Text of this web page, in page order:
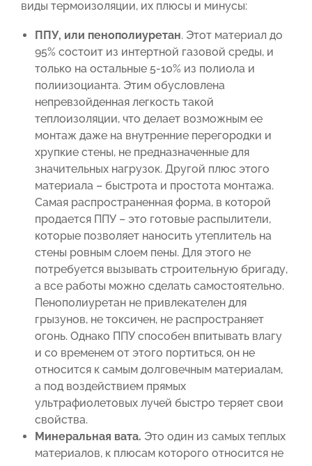
виды термоизоляции, их плюсы и минусы:
ППУ, или пенополиуретан. Этот материал до
95% состоит из интертной газовой среды, и
только на остальные 5-10% из полиола и
полиизоцианта. Этим обусловлена
непревзойденная легкость такой
теплоизоляции, что делает возможным ее
монтаж даже на внутренние перегородки и
хрупкие стены, не предназначенные для
значительных нагрузок. Другой плюс этого
материала – быстрота и простота монтажа.
Самая распространенная форма, в которой
продается ППУ – это готовые распылители,
которые позволяет наносить утеплитель на
стены ровным слоем пены. Для этого не
потребуется вызывать строительную бригаду,
а все работы можно сделать самостоятельно.
Пенополиуретан не привлекателен для
грызунов, не токсичен, не распространяет
огонь. Однако ППУ способен впитывать влагу
и со временем от этого портиться, он не
относится к самым долговечным материалам,
а под воздействием прямых
ультрафиолетовых лучей быстро теряет свои
свойства.
Минеральная вата. Это один из самых теплых
материалов, к плюсам которого относится не